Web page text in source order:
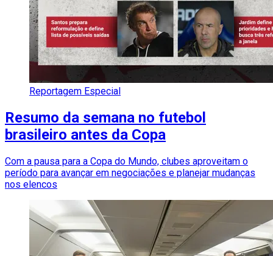
Reportagem Especial
Resumo da semana no futebol
brasileiro antes da Copa
Com a pausa para a Copa do Mundo, clubes aproveitam o
período para avançar em negociações e planejar mudanças
nos elencos